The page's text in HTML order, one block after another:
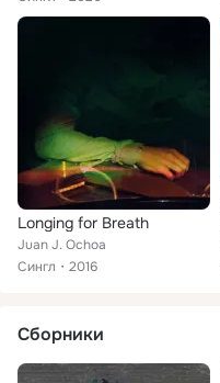
Longing for Breath
Juan J. Ochoa
Сингл
2016
Сборники